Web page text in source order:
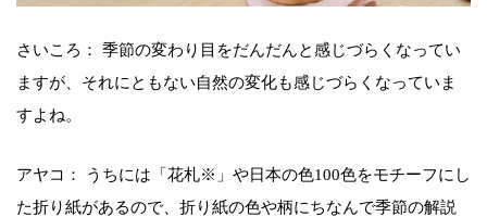
さいころ： 季節の変わり目をだんだんと感じづらくなってい
ますが、それにともない自然の変化も感じづらくなっていま
すよね。
アヤコ： うちには「花札※」や日本の色100色をモチーフにし
た折り紙があるので、折り紙の色や柄にちなんで季節の解説